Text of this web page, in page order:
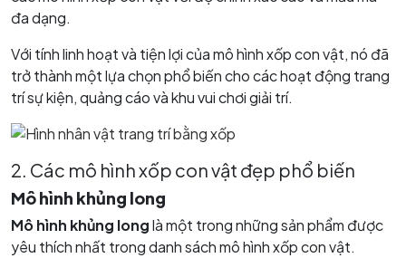
đa dạng.
Với tính linh hoạt và tiện lợi của mô hình xốp con vật, nó đã
trở thành một lựa chọn phổ biến cho các hoạt động trang
trí sự kiện, quảng cáo và khu vui chơi giải trí.
2. Các mô hình xốp con vật đẹp phổ biến
Mô hình khủng long
Mô hình khủng longlà một trong những sản phẩm được
yêu thích nhất trong danh sách mô hình xốp con vật.